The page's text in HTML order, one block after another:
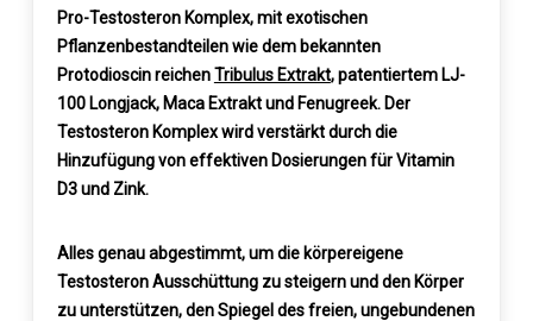
Pro-Testosteron Komplex, mit exotischen
Pflanzenbestandteilen wie dem bekannten
Protodioscin reichenTribulus Extrakt, patentiertem LJ-
100 Longjack, Maca Extrakt und Fenugreek. Der
Testosteron Komplex wird verstärkt durch die
Hinzufügung von effektiven Dosierungen für Vitamin
D3 und Zink.
Alles genau abgestimmt, um die körpereigene
Testosteron Ausschüttung zu steigern und den Körper
zu unterstützen, den Spiegel des freien, ungebundenen